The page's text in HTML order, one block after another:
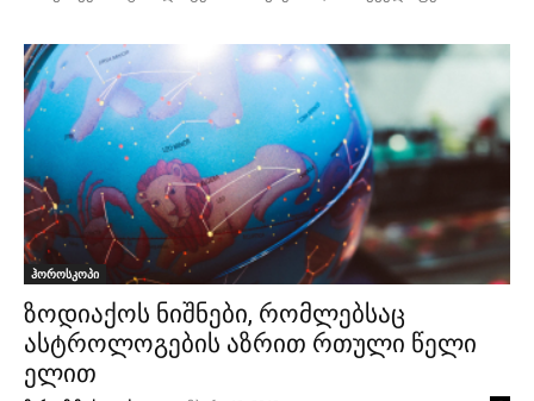
ჰოროსკოპი
ზოდიაქოს ნიშნები, რომლებსაც
ასტროლოგების აზრით რთული წელი
ელით